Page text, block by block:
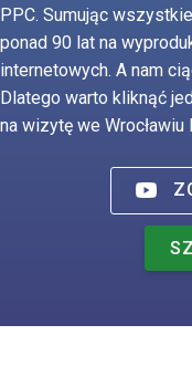
PPC. Sumując
ponad 90 lat na
internetowych. A nam
Dlatego warto kliknąć
na wizytę we